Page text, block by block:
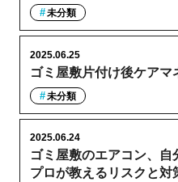
未分類
ゴミ屋敷片付け後ケア
2025.06.25
未分類
ゴミ屋敷のエアコン、自
プロが教えるリスクと対
2025.06.24